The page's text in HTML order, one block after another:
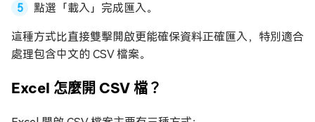
點選「載入」完成匯入。
這種方式比直接雙擊開啟更能確保資料正確匯入，特別適合
處理包含中文的 CSV 檔案。
Excel 怎麼開 CSV 檔？